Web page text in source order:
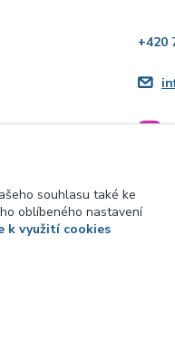
+420
souhlasu také ke
oblíbeného nastavení
k využití cookies